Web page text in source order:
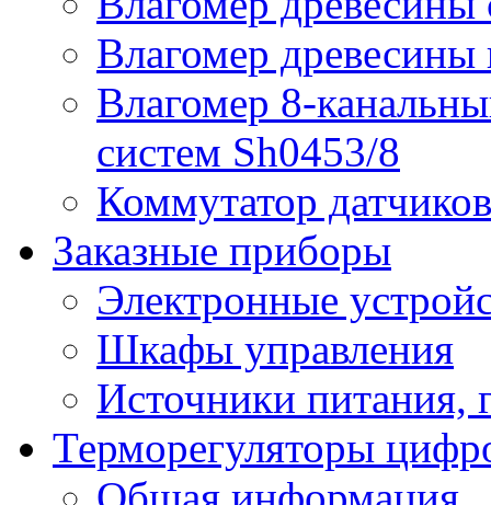
Влагомер
Влагомер 8-
систем Sh0453/8
Коммутатор
Заказные приборы
Электронные
Шкафы управления
Источники питания,
Терморегуляторы